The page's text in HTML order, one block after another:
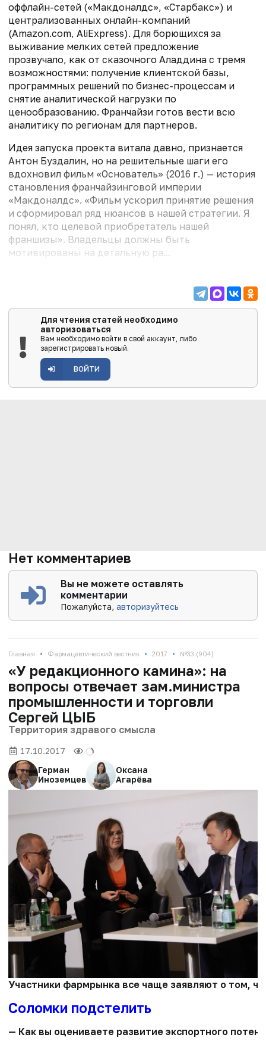
оффлайн-сетей («Макдоналдс», «Старбакс») и
централизованных онлайн-компаний
(Amazon.com, AliExpress). Для борющихся за
выживание мелких сетей предложение
прозвучало, как от сказочного Аладдина с тремя
возможностями: получение клиентской базы,
программных решений по бизнес-процессам и
снятие аналитической нагрузки по
ценообразованию. Франчайзи готов вести всю
аналитику по регионам для партнеров.
Идея запуска проекта витала давно, признается
Антон Буздалин, но на решительные шаги его
вдохновил фильм «Основатель» (2016 г.) — история
становления франчайзинговой империи
«Макдоналдс». «Фильм ускорил принятие решения
и сформировал ряд нюансов в нашей стратегии. Я
понял, кто целевой приобретатель нашей
франшизы». Владельцы должны быть
мотивированы на детальную ра...
Для чтения статей необходимо
авторизоваться
Вам необходимо войти в свой аккаунт, либо
зарегистрировать новый.
ВОЙТИ
Нет комментариев
Вы не можете оставлять
комментарии
Пожалуйста,авторизуйтесь
Главная • Фармацевтический вестник • 2017 • №33 (904)
«У редакционного камина»: на
вопросы отвечает зам.министра
промышленности и торговли
Сергей ЦЫБ
Территория здравого смысла
17.10.2017
Герман
Иноземцев
Оксана
Агарёва
Участники фармрынка все чаще заявляют о том,
Соломки подстелить
— Как вы оцениваете развитие экспортного